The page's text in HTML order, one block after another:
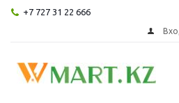
+7 727 31 22 666